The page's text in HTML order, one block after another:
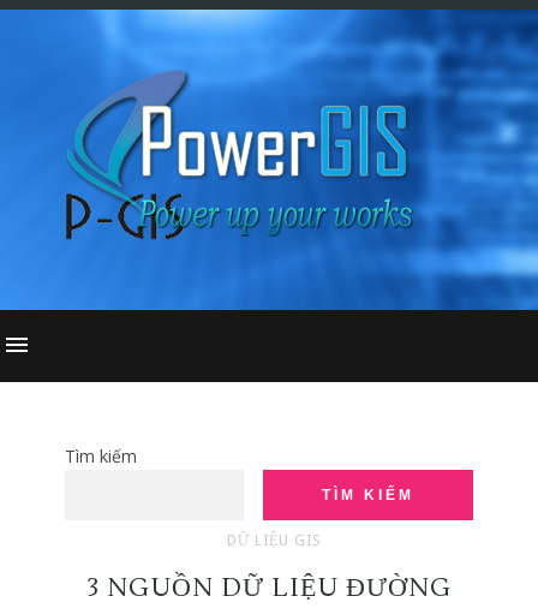
Tìm kiếm
DỮ LIỆU GIS
3 NGUỒN DỮ LIỆU ĐƯỜNG